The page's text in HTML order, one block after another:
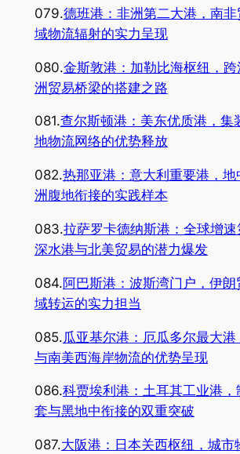
079.德班港：非洲第二大港，南
域物流辐射的实力呈现
080.金斯敦港：加勒比海枢纽，
洲贸易桥梁的搭建之路
081.查尔斯顿港：美东优质港，集
地物流网络的优势释放
082.热那亚港：意大利重要港，地
洲腹地衔接的实践样本
083.拉萨罗卡德纳斯港：全球增
深水港与北美贸易的潜力爆发
084.阿巴斯港：波斯湾门户，伊
域转运的实力担当
085. 瓜亚基尔港：厄瓜多尔最大港
与南美西海岸物流的优势呈现
086.科贾埃利港：土耳其工业港
套与黑地中衔接的双重突破
087.大阪港：日本关西枢纽，城市